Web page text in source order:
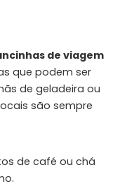
de viagem
que podem ser
de geladeira ou
são sempre
de café ou chá